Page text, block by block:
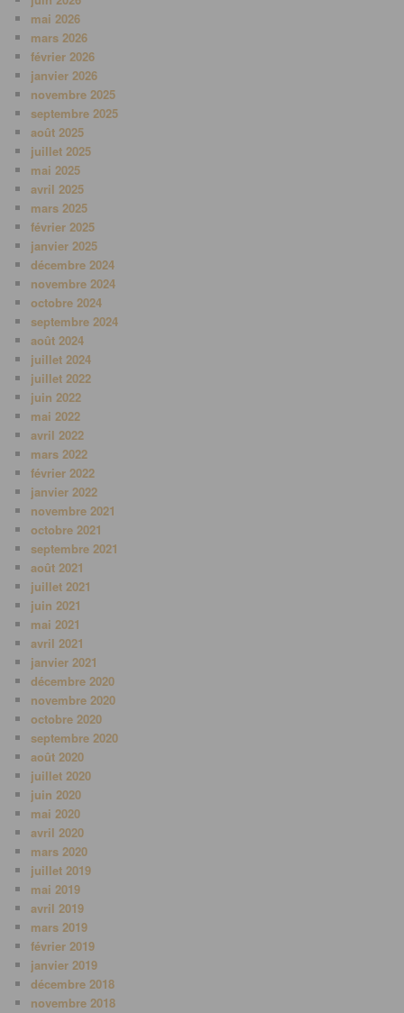
mai 2026
mars 2026
février 2026
janvier 2026
novembre 2025
septembre 2025
août 2025
juillet 2025
mai 2025
avril 2025
mars 2025
février 2025
janvier 2025
décembre 2024
novembre 2024
octobre 2024
septembre 2024
août 2024
juillet 2024
juillet 2022
juin 2022
mai 2022
avril 2022
mars 2022
février 2022
janvier 2022
novembre 2021
octobre 2021
septembre 2021
août 2021
juillet 2021
juin 2021
mai 2021
avril 2021
janvier 2021
décembre 2020
novembre 2020
octobre 2020
septembre 2020
août 2020
juillet 2020
juin 2020
mai 2020
avril 2020
mars 2020
juillet 2019
mai 2019
avril 2019
mars 2019
février 2019
janvier 2019
décembre 2018
novembre 2018